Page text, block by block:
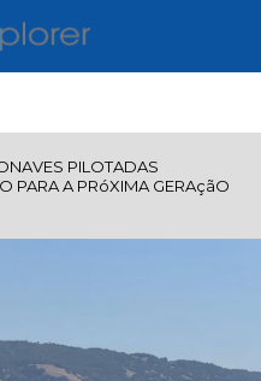
PILOTADAS
PARA A PRóXIMA GERAçãO